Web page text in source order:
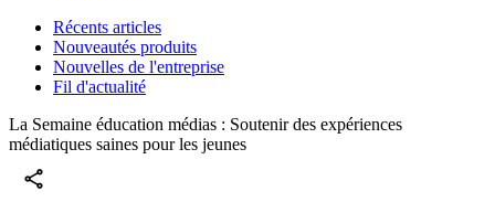
Récents articles
Nouveautés produits
Nouvelles de l'entreprise
Fil d'actualité
La Semaine éducation médias : Soutenir des expériences
médiatiques saines pour les jeunes